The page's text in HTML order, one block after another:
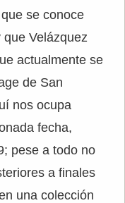
se conoce
Velázquez
actualmente se
de San
nos ocupa
fecha,
pese a todo no
a finales
una colección